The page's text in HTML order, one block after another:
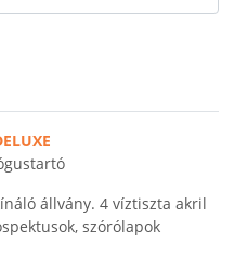
állvány. 4 víztiszta akril
szórólapok